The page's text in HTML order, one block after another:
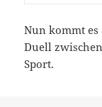
Nun kommt es
Duell
Sport.